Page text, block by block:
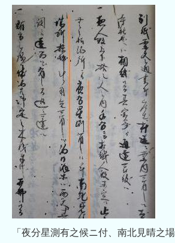
「夜分星測有之候ニ付、南北見晴之